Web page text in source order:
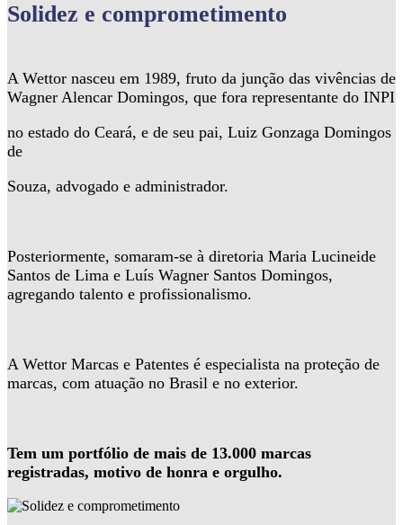
Solidez e comprometimento
A Wettor nasceu em 1989, fruto da junção das vivências de
Wagner Alencar Domingos, que fora representante do INPI
no estado do Ceará, e de seu pai, Luiz Gonzaga Domingos
de
Souza, advogado e administrador.
Posteriormente, somaram-se à diretoria Maria Lucineide
Santos de Lima e Luís Wagner Santos Domingos,
agregando talento e profissionalismo.
A Wettor Marcas e Patentes é especialista na proteção de
marcas, com atuação no Brasil e no exterior.
Tem um portfólio de mais de 13.000 marcas
registradas, motivo de honra e orgulho.